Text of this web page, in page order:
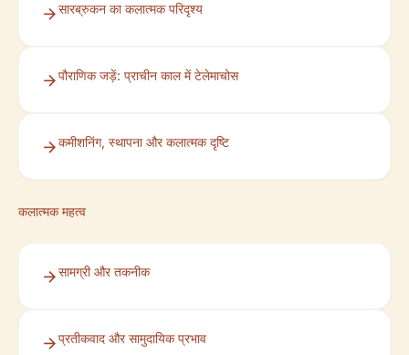
सारब्रुकन का कलात्मक परिदृश्य
पौराणिक जड़ें: प्राचीन काल में टेलेमाचोस
कमीशनिंग, स्थापना और कलात्मक दृष्टि
कलात्मक महत्व
सामग्री और तकनीक
प्रतीकवाद और सामुदायिक प्रभाव